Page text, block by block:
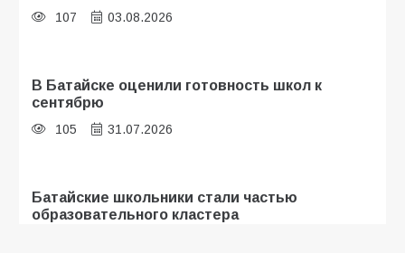
107 03.08.2026
В Батайске оценили готовность школ к
сентябрю
105 31.07.2026
Батайские школьники стали частью
образовательного кластера